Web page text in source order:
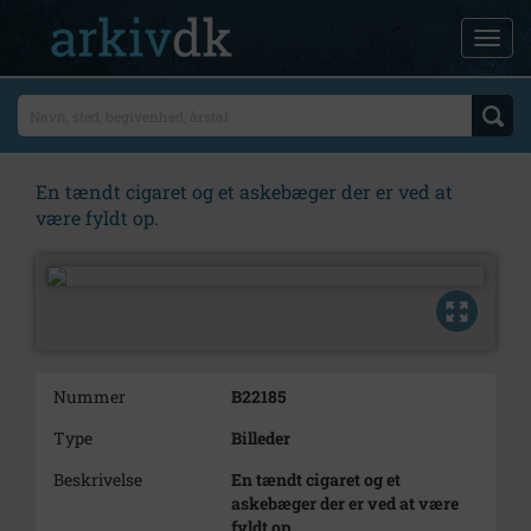
En tændt cigaret og et askebæger der er ved at
være fyldt op.
Nummer
B22185
Type
Billeder
Beskrivelse
En tændt cigaret og et
askebæger der er ved at være